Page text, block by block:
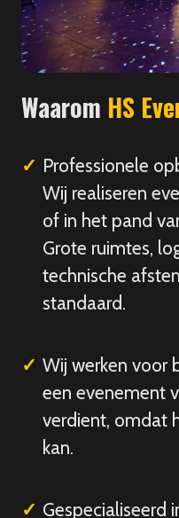
Waarom HS
Professionele
Wij realiseren
of in het pand
Grote ruimtes,
technische
standaard.
Wij werken voor
een evenement
verdient, omdat
kan.
Gespecialiseerd